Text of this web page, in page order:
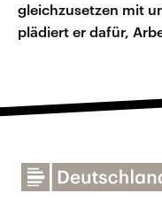
gleichzusetzen mit
plädiert er dafür,